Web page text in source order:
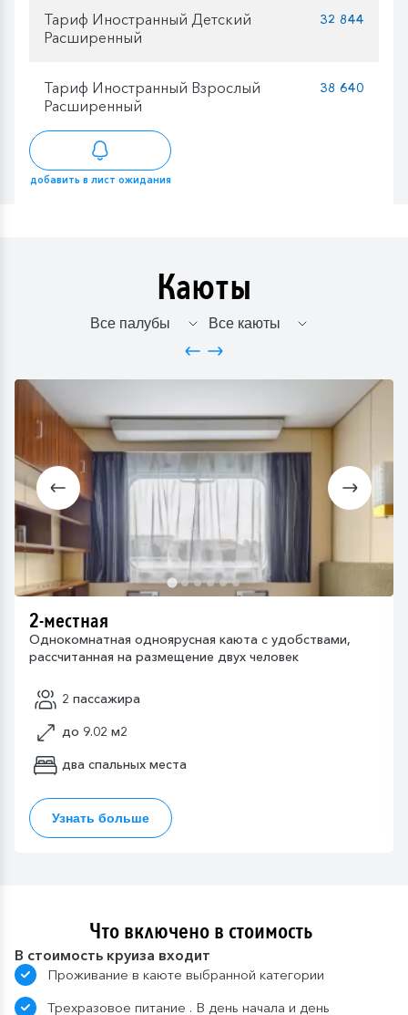
Тариф Иностранный Детский
Расширенный
32 844
Тариф Иностранный Взрослый
Расширенный
38 640
добавить в лист ожидания
Каюты
2-местная
Однокомнатная одноярусная каюта с удобствами,
рассчитанная на размещение двух человек
2 пассажира
до 9.02 м2
два спальных места
Узнать больше
Что включено в стоимость
В стоимость круиза входит
Проживание в каюте выбранной категории
Трехразовое питание . В день начала и день